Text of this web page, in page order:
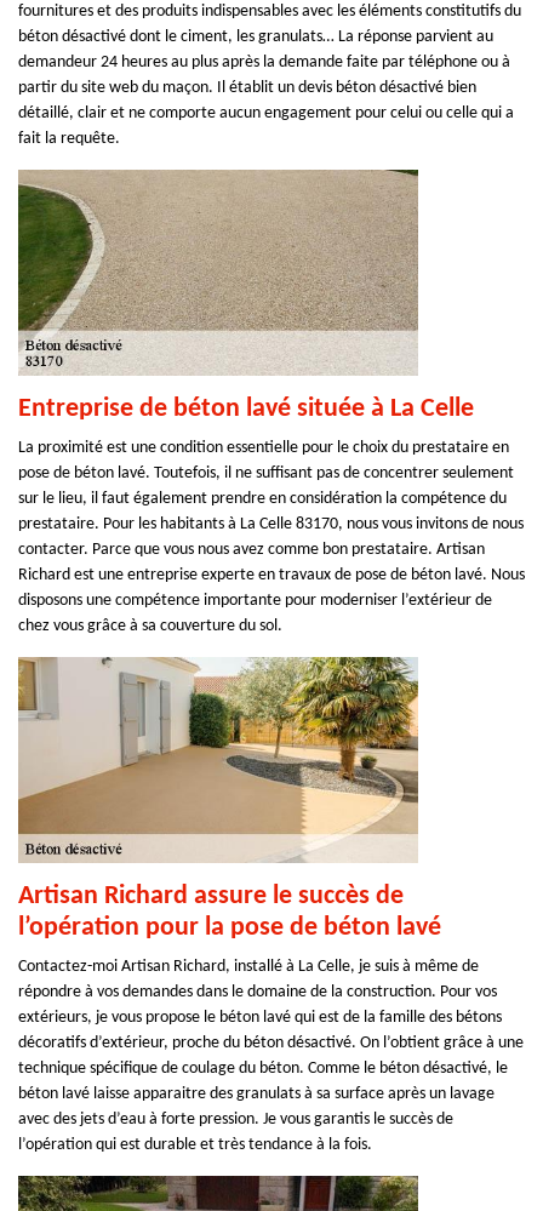
fournitures et des produits indispensables avec les éléments constitutifs du
béton désactivé dont le ciment, les granulats… La réponse parvient au
demandeur 24 heures au plus après la demande faite par téléphone ou à
partir du site web du maçon. Il établit un devis béton désactivé bien
détaillé, clair et ne comporte aucun engagement pour celui ou celle qui a
fait la requête.
Entreprise de béton lavé située à La Celle
La proximité est une condition essentielle pour le choix du prestataire en
pose de béton lavé. Toutefois, il ne suffisant pas de concentrer seulement
sur le lieu, il faut également prendre en considération la compétence du
prestataire. Pour les habitants à La Celle 83170, nous vous invitons de nous
contacter. Parce que vous nous avez comme bon prestataire. Artisan
Richard est une entreprise experte en travaux de pose de béton lavé. Nous
disposons une compétence importante pour moderniser l’extérieur de
chez vous grâce à sa couverture du sol.
Artisan Richard assure le succès de
l’opération pour la pose de béton lavé
Contactez-moi Artisan Richard, installé à La Celle, je suis à même de
répondre à vos demandes dans le domaine de la construction. Pour vos
extérieurs, je vous propose le béton lavé qui est de la famille des bétons
décoratifs d’extérieur, proche du béton désactivé. On l’obtient grâce à une
technique spécifique de coulage du béton. Comme le béton désactivé, le
béton lavé laisse apparaitre des granulats à sa surface après un lavage
avec des jets d’eau à forte pression. Je vous garantis le succès de
l’opération qui est durable et très tendance à la fois.